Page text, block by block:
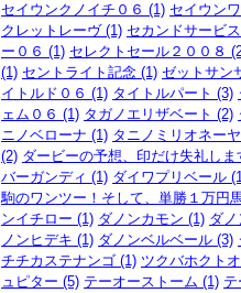
セイウンクノイチ０６ (1) セイウン
クレットレーヴ (1) セカンドサービ
ー０６ (1) セレクトセール２００８
(1) セントライト記念 (1) ゼットサン
イトルド０６ (1) タイトルパート (3)
ェム０６ (1) タガノエリザベート (2)
ニノベローナ (1) タニノミリオネー
(2) ダービーの予想、印だけ失礼しま
バーガンディ (1) ダイワプリベール
駒のワンツー！そして、単勝１万円
ンイチロー (1) ダノンカモン (1) ダ
ノンヒデキ (1) ダノンベルベール (3)
チチカステナンゴ (1) ツクバホクト
ュピター (5) テーオーストーム (1)